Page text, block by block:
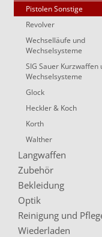
Pistolen Sonstige
Revolver
Wechselläufe und
Wechselsysteme
SIG Sauer Kurzwaffen
Wechselsysteme
Glock
Heckler & Koch
Korth
Walther
Langwaffen
Zubehör
Bekleidung
Optik
Reinigung und
Wiederladen